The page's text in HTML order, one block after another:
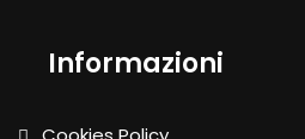
Informazioni